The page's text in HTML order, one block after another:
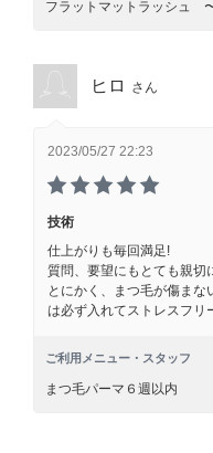
フラットマットラッシュ
ヒロ さん
2023/05/27 22:23
技術
仕上がりも毎回満足!
質問、要望にもとても親切
とにかく、まつ毛が傷ま
は必ず入れてストレスフリ
ご利用メニュー・スタッフ
まつ毛パーマ６週以内